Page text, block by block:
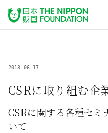
2013.06.17
CSRに取り組む企
CSRに関する各種セミ
いて